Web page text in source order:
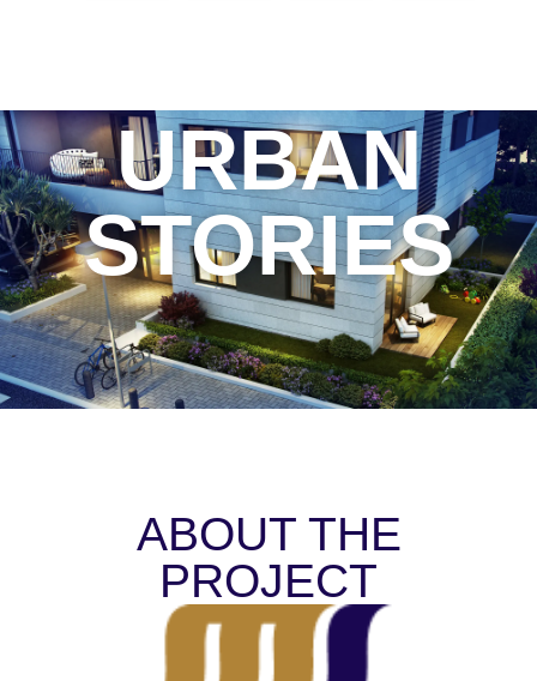
URBAN
STORIES
ABOUT THE
PROJECT